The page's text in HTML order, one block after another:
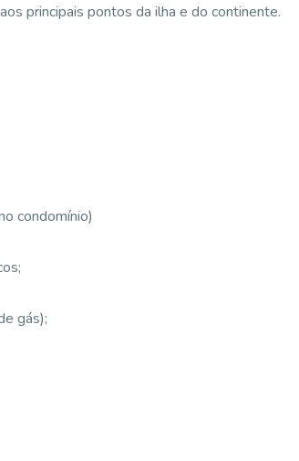
principais pontos da ilha e do continente.
condomínio)
gás);